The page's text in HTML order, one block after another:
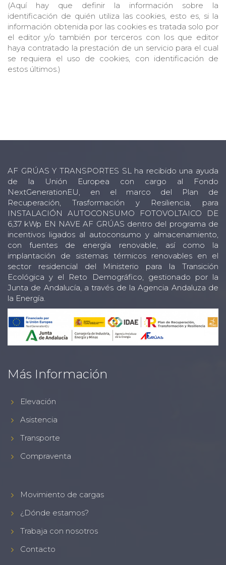
(Aquí hay que definir la información sobre la
identificación de quién utiliza las cookies, esto es, si la
información obtenida por las cookies es tratada solo por
el editor y/o también por terceros con los que editor
haya contratado la prestación de un servicio para el cual
se requiera el uso de cookies, con identificación de
estos últimos.)
AF GRÚAS Y TRANSPORTES SL ha recibido una ayuda
de la Unión Europea con cargo al Fondo
NextGenerationEU, en el marco del Plan de
Recuperación, Trasformación y Resiliencia, para
INSTALACIÓN AUTOCONSUMO FOTOVOLTAICO DE
6,37 kWp EN NAVE AF GRÚAS dentro del programa de
incentivos ligados al autoconsumo y almacenamiento,
con fuentes de energía renovable, así como la
implantación de sistemas térmicos renovables en el
sector residencial del Ministerio para la Transición
Ecológica y el Reto Demográfico, gestionado por la
Junta de Andalucía, a través de la Agencia Andaluza de
la Energía.
Más Información
Elevación
Asistencia
Transporte
Compraventa
Movimiento de cargas
¿Dónde estamos?
Trabaja con nosotros
Contacto